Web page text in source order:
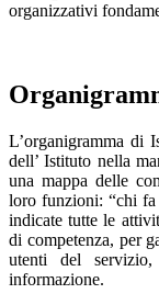
organizzativi
L’organigramma di
dell’ Istituto nella
una mappa delle
loro funzioni: “chi fa
indicate tutte le
di competenza, per
utenti del
informazione.